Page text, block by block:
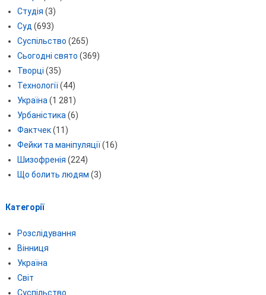
Студія (3)
Суд (693)
Суспільство (265)
Сьогодні свято (369)
Творці (35)
Технології(44)
Україна (1 281)
Урбаністика (6)
Фактчек(11)
Фейки та маніпуляції(16)
Шизофренія (224)
Що болить людям (3)
Категорії
Розслідування
Вінниця
Україна
Світ
Суспільство